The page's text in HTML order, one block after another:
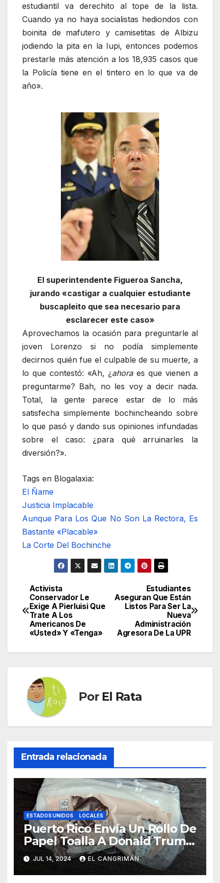
estudiantil va derechito al tope de la lista.
Cuando ya no haya socialistas hediondos con
boinita de mafutero y camisetitas de Albizu
jodiendo la pita en la Iupi, entonces podemos
prestarle más atención a los 18,935 casos que
la Policía tiene en el tintero en lo que va de
año».
El superintendente Figueroa Sancha,
jurando «castigar a cualquier estudiante
buscapleito que sea necesario para
esclarecer este caso»
Aprovechamos la ocasión para preguntarle al
joven Lorenzo si no podía simplemente
decirnos quién fue el culpable de su muerte, a
lo que contestó: «Ah, ¿ ahoraes que vienen a
preguntarme? Bah, no les voy a decir nada.
Total, la gente parece estar de lo más
satisfecha simplemente bochincheando sobre
lo que pasó y dando sus opiniones infundadas
sobre el caso: ¿para qué arruinarles la
diversión?».
Tags en Blogalaxia:
El Ñame
Justicia Implacable
Aunque Para Los Que No Son La Rectora, Es
Bastante «Placable»
La Corte Del Bochinche
Navegación
de
entradas
Estudiantes
Aseguran Que Están
Listos Para Ser La
Nueva
Administración
Agresora De La UPR
Activista
Conservador Le
Exige A Pierluisi Que
Trate A Los
Americanos De
«Usted» Y «Tenga»
Por El Rata
Entrada relacionada
ESTADOS UNIDOS LOCALES
Puerto Rico Envía Un Rollo De
Papel Toalla A Donald Trump
Pa’ Que Use Las Hojas De
Curita
JUL 14, 2024 EL CANGRIMÁN